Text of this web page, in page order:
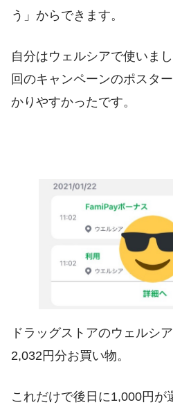
う」からできます。
自分はウェルシアで使いま
回のキャンペーンのポスタ
かりやすかったです。
ドラッグストアのウェルシ
2,032円分お買い物。
これだけで後日に1,000円が